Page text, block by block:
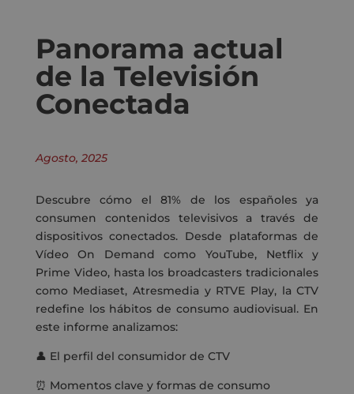
Panorama actual
de la Televisión
Conectada
Agosto, 2025
Descubre cómo el 81% de los españoles ya
consumen contenidos televisivos a través de
dispositivos conectados. Desde plataformas de
Vídeo On Demand como YouTube, Netflix y
Prime Video, hasta los broadcasters tradicionales
como Mediaset, Atresmedia y RTVE Play, la CTV
redefine los hábitos de consumo audiovisual. En
este informe analizamos:
👤 El perfil del consumidor de CTV
⏰ Momentos clave y formas de consumo